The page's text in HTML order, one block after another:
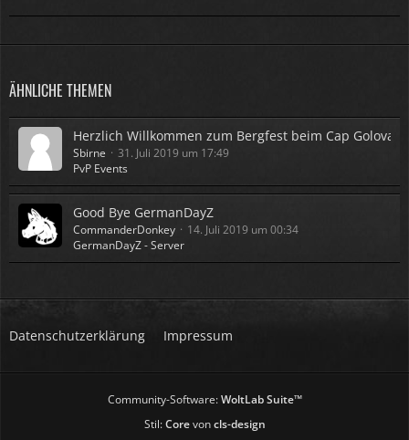
ÄHNLICHE THEMEN
Herzlich Willkommen zum Bergfest beim Cap Golova
Sbirne
31. Juli 2019 um 17:49
PvP Events
Good Bye GermanDayZ
CommanderDonkey
14. Juli 2019 um 00:34
GermanDayZ - Server
Datenschutzerklärung Impressum
Community-Software:WoltLab Suite™
Stil:Corevoncls-design